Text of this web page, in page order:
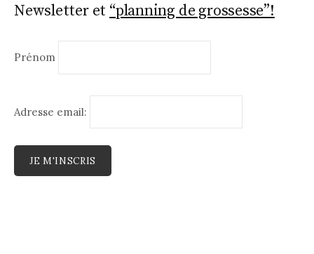
Newsletter et “planning de grossesse”!
Prénom
Adresse email: